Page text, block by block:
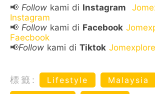
📢 Follow kami di Instagram
Instagram
📢 Follow kami di Facebook
Faecbook
📢Follow kami di Tiktok
標籤: Lifestyle
Malaysia